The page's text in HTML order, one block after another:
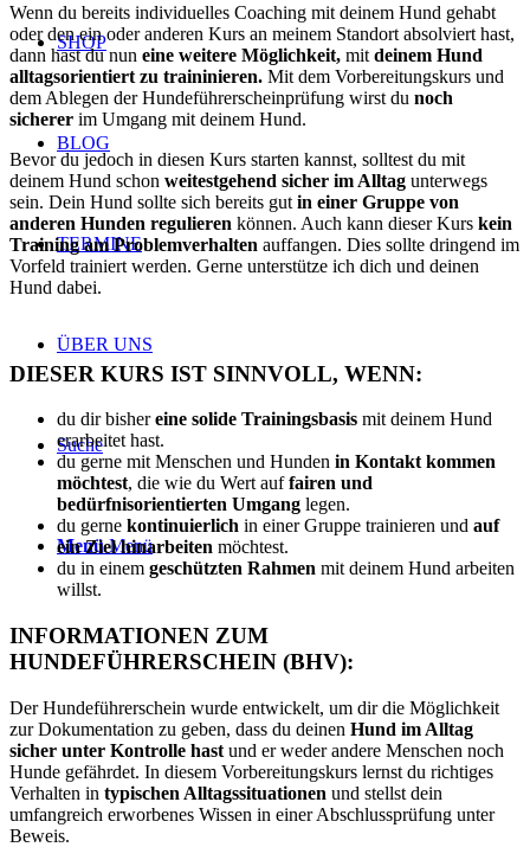
SHOP
BLOG
TERMINE
ÜBER UNS
Suche
Menü Menü
Wenn du bereits individuelles Coaching mit deinem Hund gehabt
oder den ein oder anderen Kurs an meinem Standort absolviert hast,
dann hast du nun eine weitere Möglichkeit, mit deinem Hund
alltagsorientiert zu traininieren. Mit dem Vorbereitungskurs und
dem Ablegen der Hundeführerscheinprüfung wirst du noch
sicherer im Umgang mit deinem Hund.
Bevor du jedoch in diesen Kurs starten kannst, solltest du mit
deinem Hund schon weitestgehend sicher im Alltag unterwegs
sein. Dein Hund sollte sich bereits gut in einer Gruppe von
anderen Hunden regulieren können. Auch kann dieser Kurs kein
Training am Problemverhalten auffangen. Dies sollte dringend im
Vorfeld trainiert werden. Gerne unterstütze ich dich und deinen
Hund dabei.
DIESER KURS IST SINNVOLL, WENN:
du dir bishereine solide Trainingsbasis mit deinem Hund
erarbeitet hast.
du gerne mit Menschen und Hunden in Kontakt kommen
möchtest, die wie du Wert auffairen und
bedürfnisorientierten Umgang legen.
du gerne kontinuierlich in einer Gruppe trainieren und auf
ein Ziel hinarbeiten möchtest.
du in einem geschützten Rahmen mit deinem Hund arbeiten
willst.
INFORMATIONEN ZUM
HUNDEFÜHRERSCHEIN (BHV):
Der Hundeführerschein wurde entwickelt, um dir die Möglichkeit
zur Dokumentation zu geben, dass du deinen Hund im Alltag
sicher unter Kontrolle hast und er weder andere Menschen noch
Hunde gefährdet. In diesem Vorbereitungskurs lernst du richtiges
Verhalten in typischen Alltagssituationen und stellst dein
umfangreich erworbenes Wissen in einer Abschlussprüfung unter
Beweis.